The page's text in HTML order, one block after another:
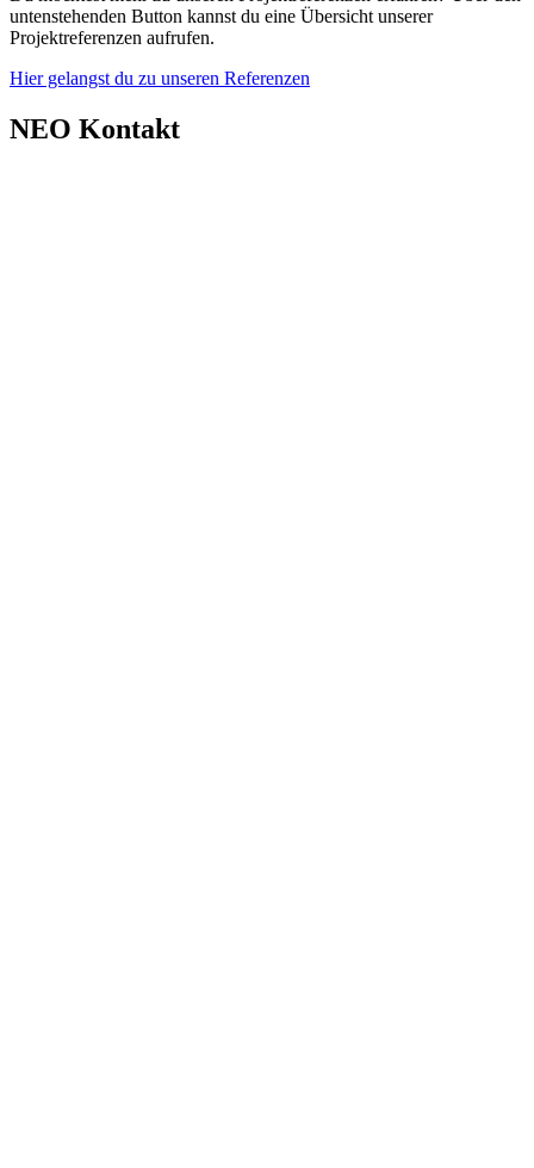
untenstehenden Button kannst du eine Übersicht unserer
Projektreferenzen aufrufen.
Hier gelangst du zu unseren Referenzen
NEO Kontakt